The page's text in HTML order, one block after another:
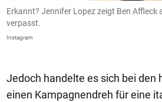
Erkannt? Jennifer Lopez zeigt Ben
verpasst.
Instagram
Jedoch handelte es sich bei den
einen Kampagnendreh für eine